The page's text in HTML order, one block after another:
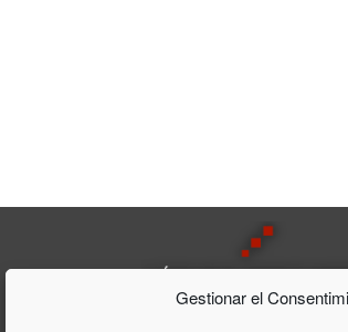
Gestionar el